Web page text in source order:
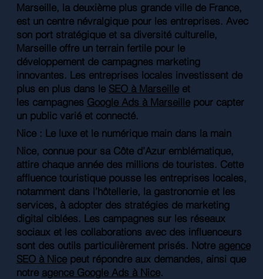
Marseille, la deuxième plus grande ville de France,
est un centre névralgique pour les entreprises. Avec
son port stratégique et sa diversité culturelle,
Marseille offre un terrain fertile pour le
développement de campagnes marketing
innovantes. Les entreprises locales investissent de
plus en plus dans le SEO à Marseilleet
les campagnes Google Ads à Marseillepour capter
un public varié et connecté.
Nice : Le luxe et le numérique main dans la main
Nice, connue pour sa Côte d’Azur emblématique,
attire chaque année des millions de touristes. Cette
affluence touristique pousse les entreprises locales,
notamment dans l’hôtellerie, la gastronomie et les
services, à adopter des stratégies de marketing
digital ciblées. Les campagnes sur les réseaux
sociaux et les collaborations avec des influenceurs
sont des outils particulièrement prisés. Notre agence
SEO à Nicepeut répondre aux demandes, ainsi que
notre agence Google Ads à Nice.